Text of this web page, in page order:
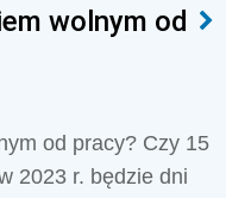
wolnym od
od pracy? Czy 15
2023 r. będzie dni